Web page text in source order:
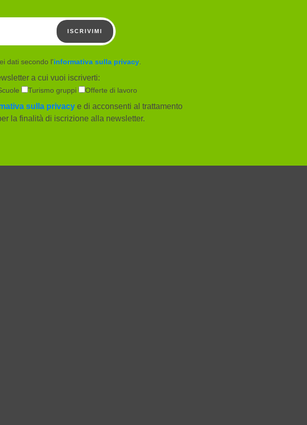
ISCRIVIMI
dati secondo l'informativa sulla privacy.
a cui vuoi iscriverti:
Turismo gruppi Offerte di lavoro
sulla privacye di acconsenti al trattamento
la finalità di iscrizione alla newsletter.